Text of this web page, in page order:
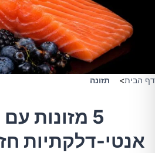
דף הבית> תזונה
5 מזונות
אנטי-דלקתיות